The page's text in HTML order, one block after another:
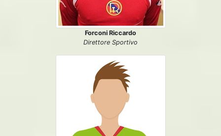
Forconi Riccardo
Direttore Sportivo